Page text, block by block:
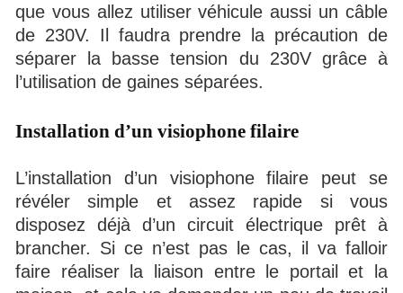
que vous allez utiliser véhicule aussi un câble
de 230V. Il faudra prendre la précaution de
séparer la basse tension du 230V grâce à
l’utilisation de gaines séparées.
Installation d’un visiophone filaire
L’installation d’un visiophone filaire peut se
révéler simple et assez rapide si vous
disposez déjà d’un circuit électrique prêt à
brancher. Si ce n’est pas le cas, il va falloir
faire réaliser la liaison entre le portail et la